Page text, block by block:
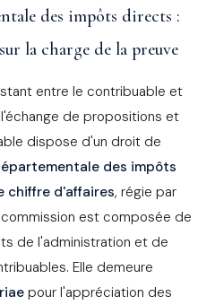
des impôts directs :
la charge de la preuve
entre le contribuable et
de propositions et
dispose d'un droit de
des impôts
chiffre d'affaires, régie par
est composée de
de l'administration et de
Elle demeure
pour l'appréciation des